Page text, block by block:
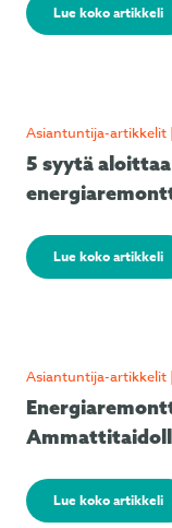
Lue koko artikkeli
Asiantuntija-artikkelit
5 syytä
Lue koko artikkeli
Asiantuntija-artikkelit
Lue koko artikkeli